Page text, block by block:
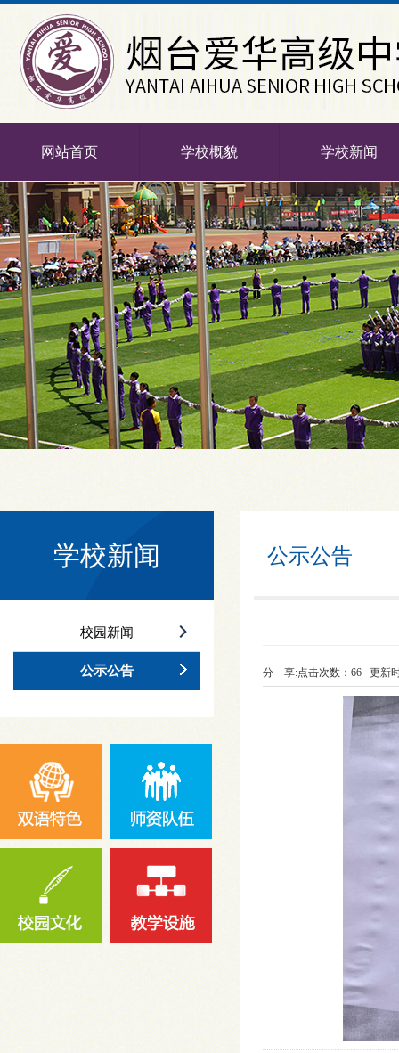
网站首页 学校概貌 学校新闻
-->
学校新闻
校园新闻
公示公告
公示公告
点击次数： 66 更新
分 享: